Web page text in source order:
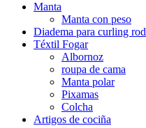
Manta
Manta con peso
Diadema para curling rod
Téxtil Fogar
Albornoz
roupa de cama
Manta polar
Pixamas
Colcha
Artigos de cociña